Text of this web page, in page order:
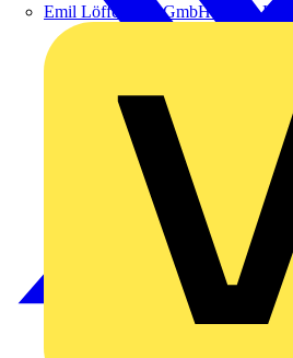
Emil Löffelhardt GmbH & Co. KG